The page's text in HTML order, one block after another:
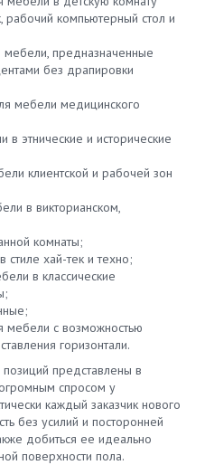
рабочий компьютерный стол и
предназначенные
без драпировки
мебели медицинского
этнические и исторические
клиентской и рабочей зон
в викторианском,
комнаты;
хай-тек и техно;
в классические
мебели с возможностью
горизонтали.
представлены в
спросом у
каждый заказчик нового
без усилий и посторонней
добиться ее идеально
поверхности пола.